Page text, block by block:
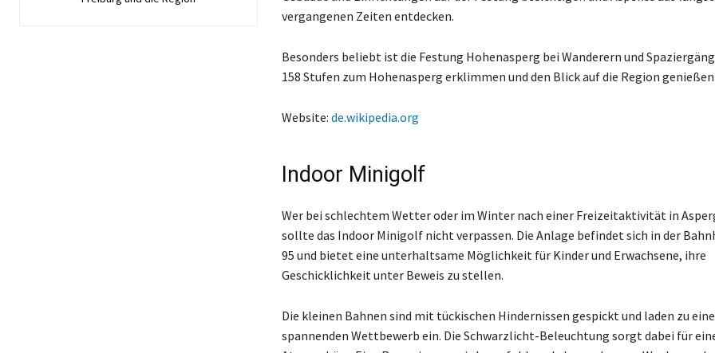
vergangenen Zeiten entdecken.
Besonders beliebt ist die Festung Hohenasperg bei Wanderern und
158 Stufen zum Hohenasperg erklimmen und den Blick auf die Region
Website: de.wikipedia.org
Indoor Minigolf
Wer bei schlechtem Wetter oder im Winter nach einer Freizeitaktivität in
sollte das Indoor Minigolf nicht verpassen. Die Anlage befindet sich in der
95 und bietet eine unterhaltsame Möglichkeit für Kinder und Erwachsene, ihre
Geschicklichkeit unter Beweis zu stellen.
Die kleinen Bahnen sind mit tückischen Hindernissen gespickt und laden zu
spannenden Wettbewerb ein. Die Schwarzlicht-Beleuchtung sorgt dabei für